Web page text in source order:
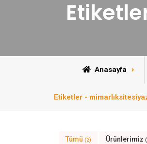
Anasayfa
Etiketler -
Tümü (2) Ürünlerimiz